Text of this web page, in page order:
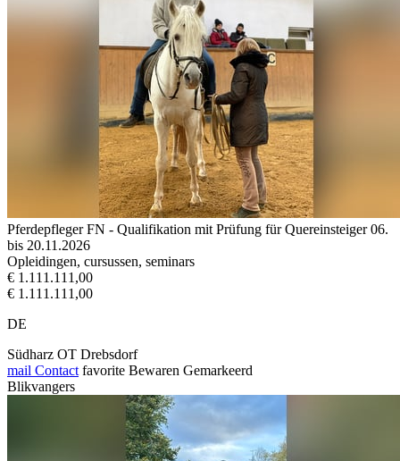
Pferdepfleger FN - Qualifikation mit Prüfung für Quereinsteiger 06.
bis 20.11.2026
Opleidingen, cursussen, seminars
€ 1.111.111,00
€ 1.111.111,00
DE
Südharz OT Drebsdorf
mail Contact favorite Bewaren Gemarkeerd
Blikvangers